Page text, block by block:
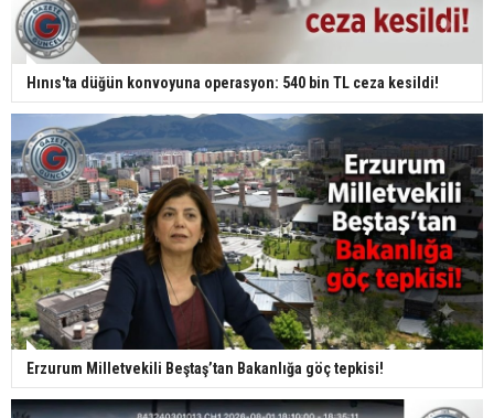
Hınıs'ta düğün konvoyuna operasyon: 540 bin TL ceza kesildi!
Erzurum Milletvekili Beştaş’tan Bakanlığa göç tepkisi!